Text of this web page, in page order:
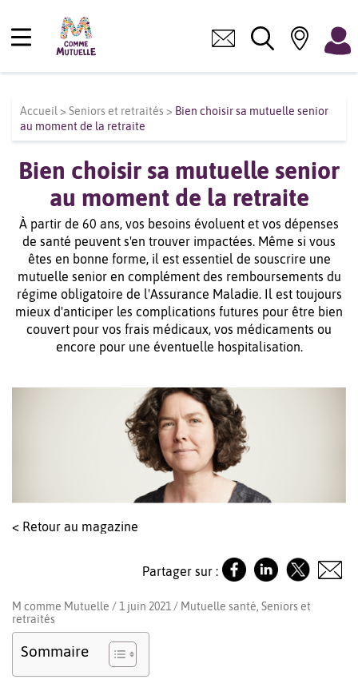
Accueil > Seniors et retraités> Bien choisir sa mutuelle senior
au moment de la retraite
Bien choisir sa mutuelle senior
au moment de la retraite
À partir de 60 ans, vos besoins évoluent et vos dépenses
de santé peuvent s'en trouver impactées. Même si vous
êtes en bonne forme, il est essentiel de souscrire une
mutuelle senior en complément des remboursements du
régime obligatoire de l'Assurance Maladie. Il est toujours
mieux d'anticiper les complications futures pour être bien
couvert pour vos frais médicaux, vos médicaments ou
encore pour une éventuelle hospitalisation.
< Retour au magazine
Partager sur :
M comme Mutuelle / 1 juin 2021 / Mutuelle santé, Seniors et
retraités
Sommaire